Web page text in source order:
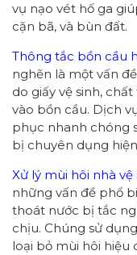
vụ nạo vét hố ga
cặn bã, và bùn đất.
Thông tắc bồn cầu
nghẽn là một vấn
do giấy vệ sinh,
vào bồn cầu. Dịch
phục nhanh chóng
bị chuyên dụng
Xử lý mùi hôi nhà
những vấn đề phổ
thoát nước bị tắc
chịu. Chúng sử
loại bỏ mùi hôi hiệu